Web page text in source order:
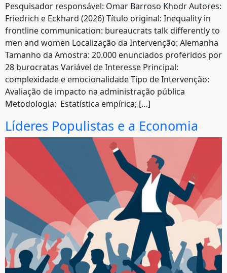
Pesquisador responsável: Omar Barroso Khodr Autores:
Friedrich e Eckhard (2026) Título original: Inequality in
frontline communication: bureaucrats talk differently to
men and women Localização da Intervenção: Alemanha
Tamanho da Amostra: 20.000 enunciados proferidos por
28 burocratas Variável de Interesse Principal:
complexidade e emocionalidade Tipo de Intervenção:
Avaliação de impacto na administração pública
Metodologia: Estatística empírica; […]
Líderes Populistas e a Economia